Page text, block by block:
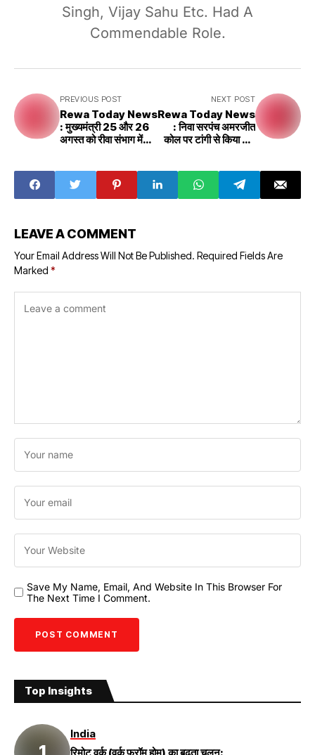
Singh, Vijay Sahu Etc. Had A
Commendable Role.
PREVIOUS POST
Rewa Today News
: मुख्यमंत्री 25 और 26
अगस्त को रीवा संभाग में
NEXT POST
Rewa Today News
: निवा सरपंच अमरजीत
कोल पर टांगी से किया गया
LEAVE A COMMENT
Your Email Address Will Not Be Published. Required Fields Are
Marked *
Save My Name, Email, And Website In This Browser For
The Next Time I Comment.
Top Insights
India